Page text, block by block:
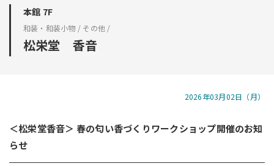
本館 7F
和装・和装小物 / その他 /
松栄堂 香音
2026年03月02日（月）
＜松栄堂香音＞ 春の匂い香づくりワークショップ開催のお知
らせ